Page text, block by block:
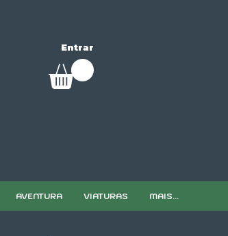
Entrar
AVENTURA VIATURAS MAIS...